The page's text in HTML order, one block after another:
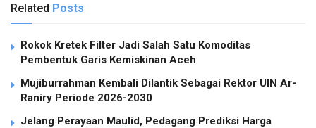
Related Posts
Rokok Kretek Filter Jadi Salah Satu Komoditas
Pembentuk Garis Kemiskinan Aceh
Mujiburrahman Kembali Dilantik Sebagai Rektor UIN Ar-
Raniry Periode 2026-2030
Jelang Perayaan Maulid, Pedagang Prediksi Harga